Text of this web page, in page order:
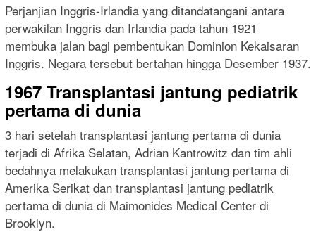
Perjanjian Inggris-Irlandia yang ditandatangani antara
perwakilan Inggris dan Irlandia pada tahun 1921
membuka jalan bagi pembentukan Dominion Kekaisaran
Inggris. Negara tersebut bertahan hingga Desember 1937.
1967 Transplantasi jantung pediatrik
pertama di dunia
3 hari setelah transplantasi jantung pertama di dunia
terjadi di Afrika Selatan, Adrian Kantrowitz dan tim ahli
bedahnya melakukan transplantasi jantung pertama di
Amerika Serikat dan transplantasi jantung pediatrik
pertama di dunia di Maimonides Medical Center di
Brooklyn.